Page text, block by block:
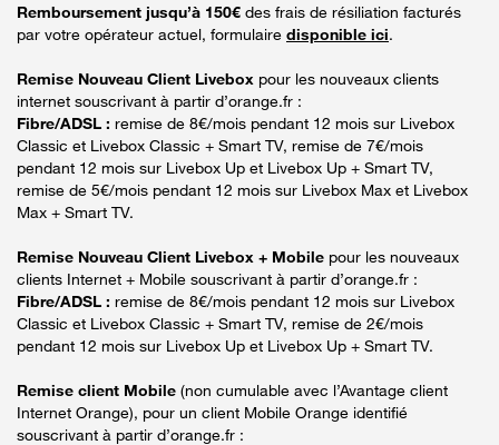
Remboursement jusqu’à 150€ des frais de résiliation facturés
par votre opérateur actuel, formulaire disponible ici.
Remise Nouveau Client Livebox pour les nouveaux clients
internet souscrivant à partir d’orange.fr :
Fibre/ADSL : remise de 8€/mois pendant 12 mois sur Livebox
Classic et Livebox Classic + Smart TV, remise de 7€/mois
pendant 12 mois sur Livebox Up et Livebox Up + Smart TV,
remise de 5€/mois pendant 12 mois sur Livebox Max et Livebox
Max + Smart TV.
Remise Nouveau Client Livebox + Mobile pour les nouveaux
clients Internet + Mobile souscrivant à partir d’orange.fr :
Fibre/ADSL : remise de 8€/mois pendant 12 mois sur Livebox
Classic et Livebox Classic + Smart TV, remise de 2€/mois
pendant 12 mois sur Livebox Up et Livebox Up + Smart TV.
Remise client Mobile (non cumulable avec l’Avantage client
Internet Orange), pour un client Mobile Orange identifié
souscrivant à partir d’orange.fr :